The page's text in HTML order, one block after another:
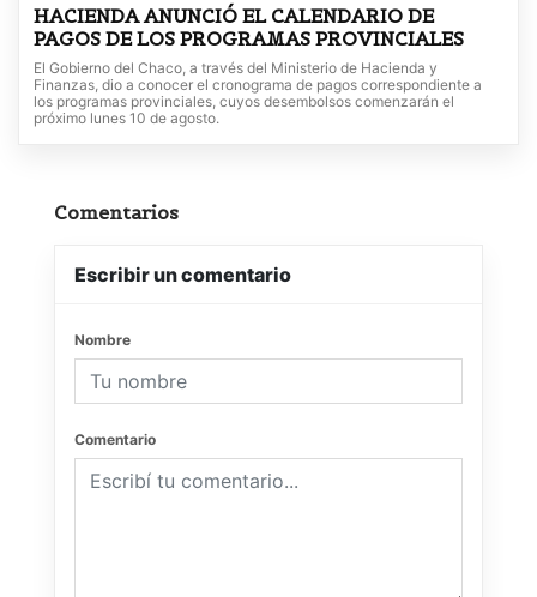
HACIENDA ANUNCIÓ EL CALENDARIO DE
PAGOS DE LOS PROGRAMAS PROVINCIALES
El Gobierno del Chaco, a través del Ministerio de Hacienda y
Finanzas, dio a conocer el cronograma de pagos correspondiente a
los programas provinciales, cuyos desembolsos comenzarán el
próximo lunes 10 de agosto.
Comentarios
Escribir un comentario
Nombre
Comentario